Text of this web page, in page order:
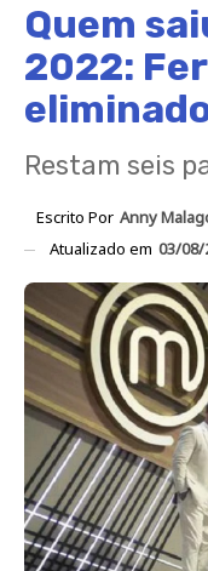
Quem
2022:
Restam seis
Escrito Por Anny
Atualizado em 03/08/